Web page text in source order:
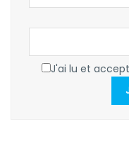
J'ai lu et